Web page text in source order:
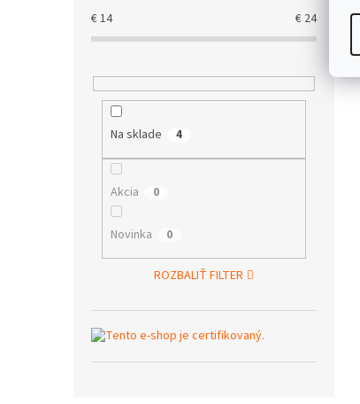
€14 € 24
Na sklade 4
Akcia 0
Novinka 0
ROZBALIŤ FILTER